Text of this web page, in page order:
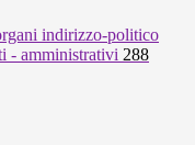
indirizzo-politico
- amministrativi 288